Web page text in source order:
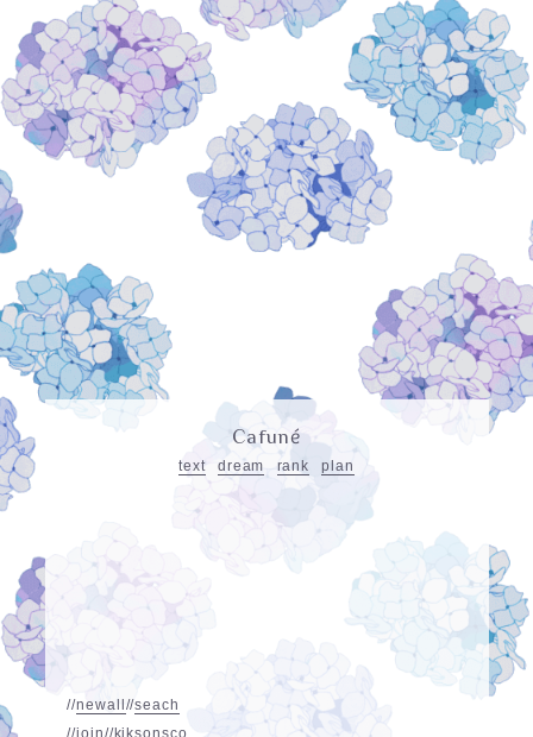
Cafuné
text dream rank plan
//newall //seach
//join//kiksonsco